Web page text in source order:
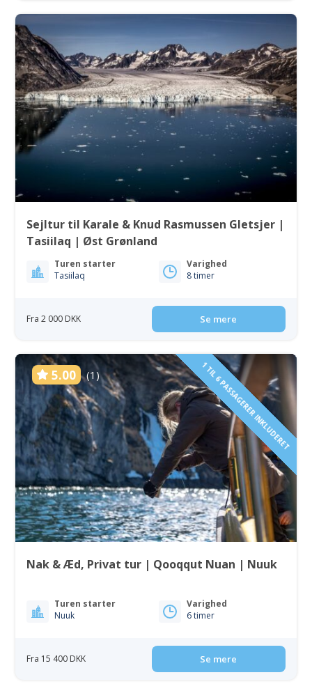
Sejltur til Karale & Knud Rasmussen Gletsjer |
Tasiilaq | Øst Grønland
Turen starter
Tasiilaq
Varighed
8 timer
Fra 2 000 DKK Se mere
5.00 (1) 1 TIL 6 PASSAGERER INKLUDERET
Nak & Æd, Privat tur | Qooqqut Nuan | Nuuk
Turen starter
Nuuk
Varighed
6 timer
Fra 15 400 DKK Se mere